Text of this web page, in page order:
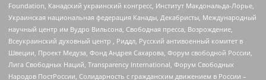
Foundation, Канадский украинский конгресс, Институт Макдональда-Лорье,
Украинская национальная федерация Канады, Декабристы, Международный
научный центр им Вудро Вильсона, Свободная пресса, Возрождение,
Всеукраинский духовный центр , Риддл, Русский антивоенный комитет в
Швеции, Проект Медуза, Фонд Андрея Сахарова, Форум свободной России,
Лига Свободных Наций, Transparеncy International, Форум Свободных
Народов ПостРоссии, Солидарность с гражданским движением в России –